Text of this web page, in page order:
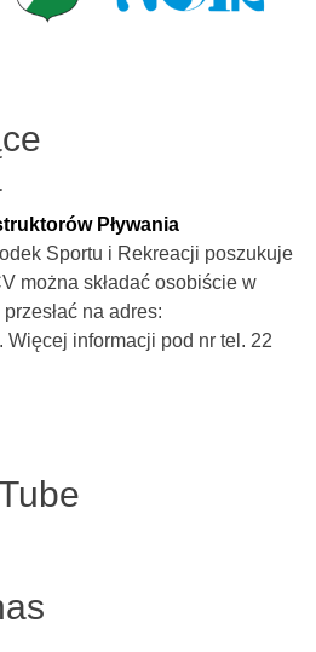
Pływania
Sportu i Rekreacji poszukuje
można składać osobiście w
na adres:
informacji pod nr tel. 22